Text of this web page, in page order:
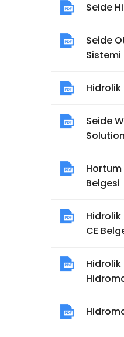
Seide
Seide
Sistemi
Seide
Hortum
Belgesi
CE